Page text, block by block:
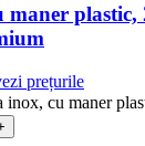
maner plastic,
prețurile
inox, cu maner